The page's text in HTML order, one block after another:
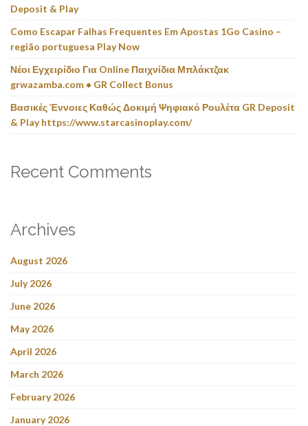
Deposit & Play
Como Escapar Falhas Frequentes Em Apostas 1Go Casino –
região portuguesa Play Now
Νέοι Εγχειρίδιο Για Online Παιχνίδια Μπλάκτζακ
grwazamba.com • GR Collect Bonus
Βασικές Έννοιες Καθώς Δοκιμή Ψηφιακό Ρουλέτα GR Deposit
& Play https://www.starcasinoplay.com/
Recent Comments
Archives
August 2026
July 2026
June 2026
May 2026
April 2026
March 2026
February 2026
January 2026